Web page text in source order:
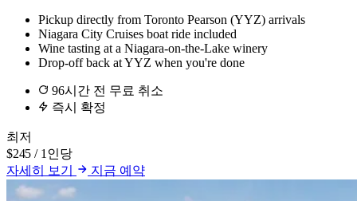
Pickup directly from Toronto Pearson (YYZ) arrivals
Niagara City Cruises boat ride included
Wine tasting at a Niagara-on-the-Lake winery
Drop-off back at YYZ when you're done
96시간 전 무료 취소
즉시 확정
최저
$245 / 1인당
자세히 보기
지금 예약